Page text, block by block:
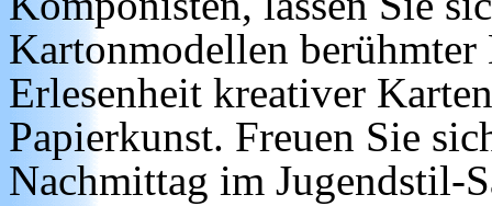
Kartonmodellen
Erlesenheit kreativer
Papierkunst. Freuen Sie
Nachmittag im Jugendstil-